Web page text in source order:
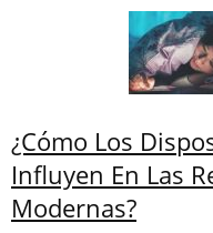
¿Cómo Los
Influyen En Las
Modernas?